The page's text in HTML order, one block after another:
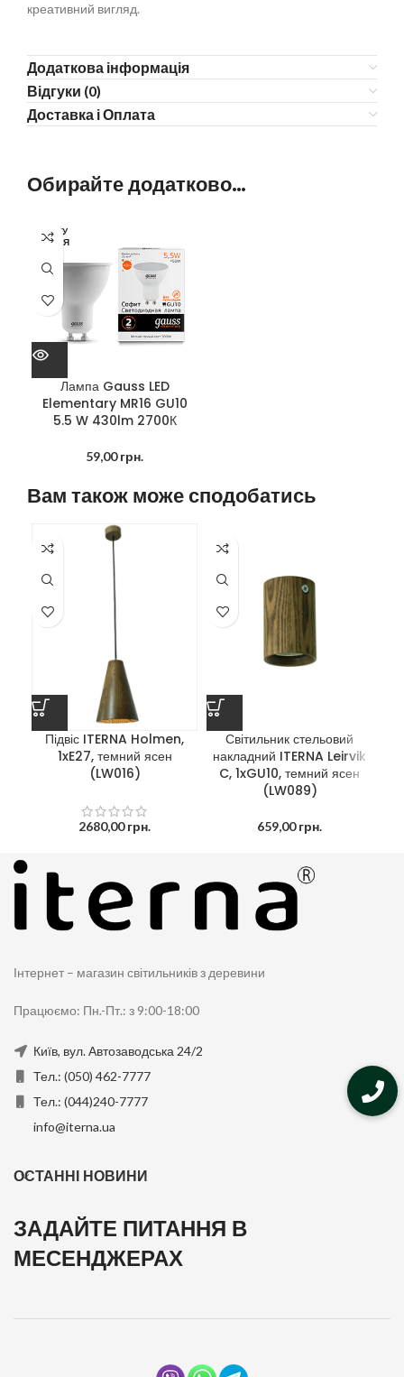
креативний вигляд.
Додаткова інформація
Відгуки (0)
Доставка і Оплата
Обирайте додатково…
ОЧІКУ
ЄТЬСЯ
Лампа Gauss LED
Elementary MR16 GU10
5.5 W 430lm 2700К
59,00грн.
Вам також може сподобатись
Підвіс ITERNA Holmen,
1xE27, темний ясен
(LW016)
2680,00грн.
Світильник стельовий
накладний ITERNA Leirvik
C, 1xGU10, темний ясен
(LW089)
659,00грн.
Інтернет – магазин світильників з деревини
Працюємо: Пн.-Пт.: з 9:00-18:00
Київ, вул. Автозаводська 24/2
Тел.: (050) 462-7777
Тел.: (044)240-7777
info@iterna.ua
ОСТАННІ НОВИНИ
ЗАДАЙТЕ ПИТАННЯ В
МЕСЕНДЖЕРАХ